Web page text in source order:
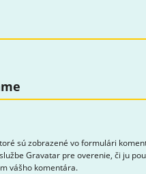
sú zobrazené vo formulári
Gravatar pre overenie, či ju
vášho komentára.